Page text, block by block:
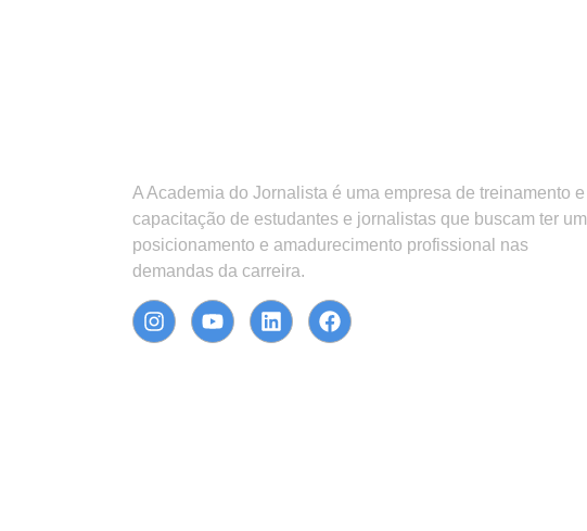
A Academia do Jornalista é uma empresa de treinamento e
capacitação de estudantes e jornalistas que buscam ter um
posicionamento e amadurecimento profissional nas
demandas da carreira.